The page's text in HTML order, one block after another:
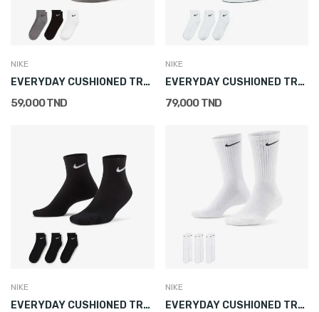
NIKE
EVERYDAY CUSHIONED TRAINING ANKLE SOCKS (3 PAIRS)
59,000 TND
NIKE
EVERYDAY CUSHIONED TRAINING ANKLE SOCKS (3 PAIRS)
79,000 TND
NIKE
EVERYDAY CUSHIONED TRAINING ANKLE SOCKS (3 PAIRS)
NIKE
EVERYDAY CUSHIONED TRAINING CREW SOCKS (3 PAIRS)